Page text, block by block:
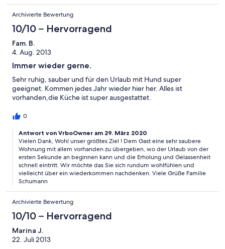
Archivierte Bewertung
10/10 – Hervorragend
Fam. B.
4. Aug. 2013
Immer wieder gerne.
Sehr ruhig, sauber und für den Urlaub mit Hund super
geeignet. Kommen jedes Jahr wieder hier her. Alles ist
vorhanden,die Küche ist super ausgestattet.
0
Antwort von VrboOwner am 29. März 2020
Vielen Dank, Wohl unser größtes Ziel ! Dem Gast eine sehr saubere
Wohnung mit allem vorhanden zu übergeben, wo der Urlaub von der
ersten Sekunde an beginnen kann und die Erholung und Gelassenheit
schnell eintritt. Wir möchte das Sie sich rundum wohlfühlen und
vielleicht über ein wiederkommen nachdenken. Viele Grüße Familie
Schumann
Archivierte Bewertung
10/10 – Hervorragend
Marina J.
22. Juli 2013